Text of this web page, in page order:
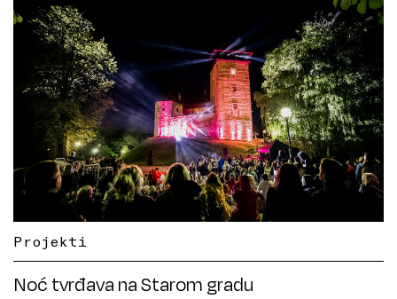
Projekti
Noć tvrđava na Starom gradu